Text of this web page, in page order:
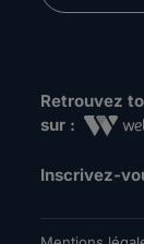
Retrouvez
sur :
Inscrivez-